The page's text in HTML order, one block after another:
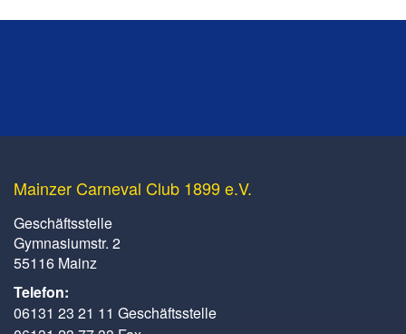
Mainzer Carneval Club 1899 e.V.
Geschäftsstelle
Gymnasiumstr. 2
55116 Mainz
Telefon:
06131 23 21 11 Geschäftsstelle